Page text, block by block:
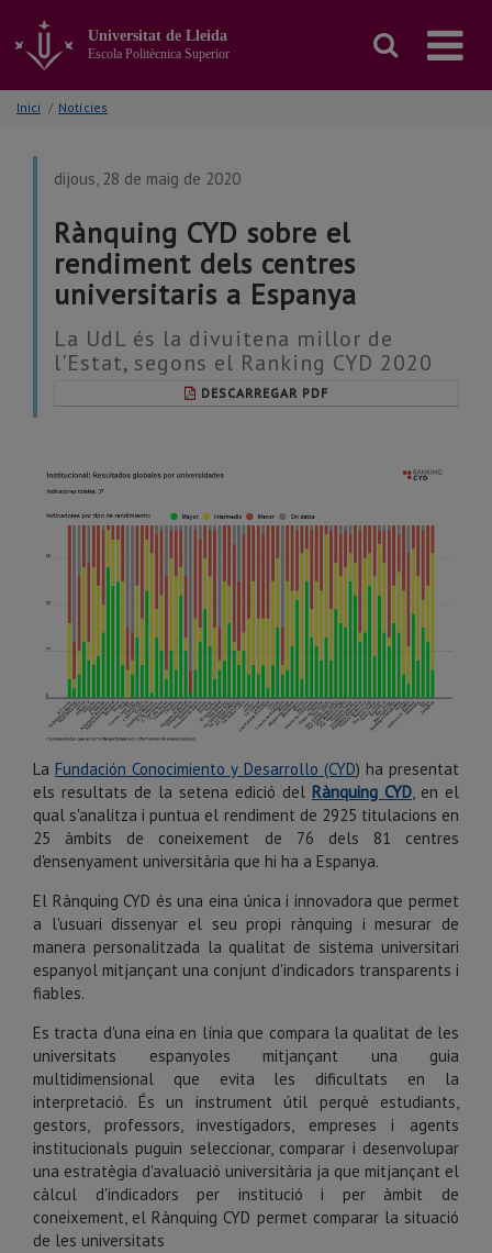
contingut
principal
Universitat de Lleida
Escola Politècnica Superior
Inici / Notícies
dijous, 28 de maig de 2020
Rànquing CYD sobre el
rendiment dels centres
universitaris a Espanya
La UdL és la divuitena millor de
l'Estat, segons el Ranking CYD 2020
DESCARREGAR PDF
LaFundación Conocimiento y Desarrollo (CYD) ha presentat
els resultats de la setena edició del Rànquing CYD, en el
qual s'analitza i puntua el rendiment de 2925 titulacions en
25 àmbits de coneixement de 76 dels 81 centres
d'ensenyament universitària que hi ha a Espanya.
El Rànquing CYD és una eina única i innovadora que permet
a l'usuari dissenyar el seu propi rànquing i mesurar de
manera personalitzada la qualitat de sistema universitari
espanyol mitjançant una conjunt d'indicadors transparents i
fiables.
Es tracta d'una eina en línia que compara la qualitat de les
universitats espanyoles mitjançant una guia
multidimensional que evita les dificultats en la
interpretació. És un instrument útil perquè estudiants,
gestors, professors, investigadors, empreses i agents
institucionals puguin seleccionar, comparar i desenvolupar
una estratègia d'avaluació universitària ja que mitjançant el
càlcul d'indicadors per institució i per àmbit de
coneixement, el Rànquing CYD permet comparar la situació
de les universitats